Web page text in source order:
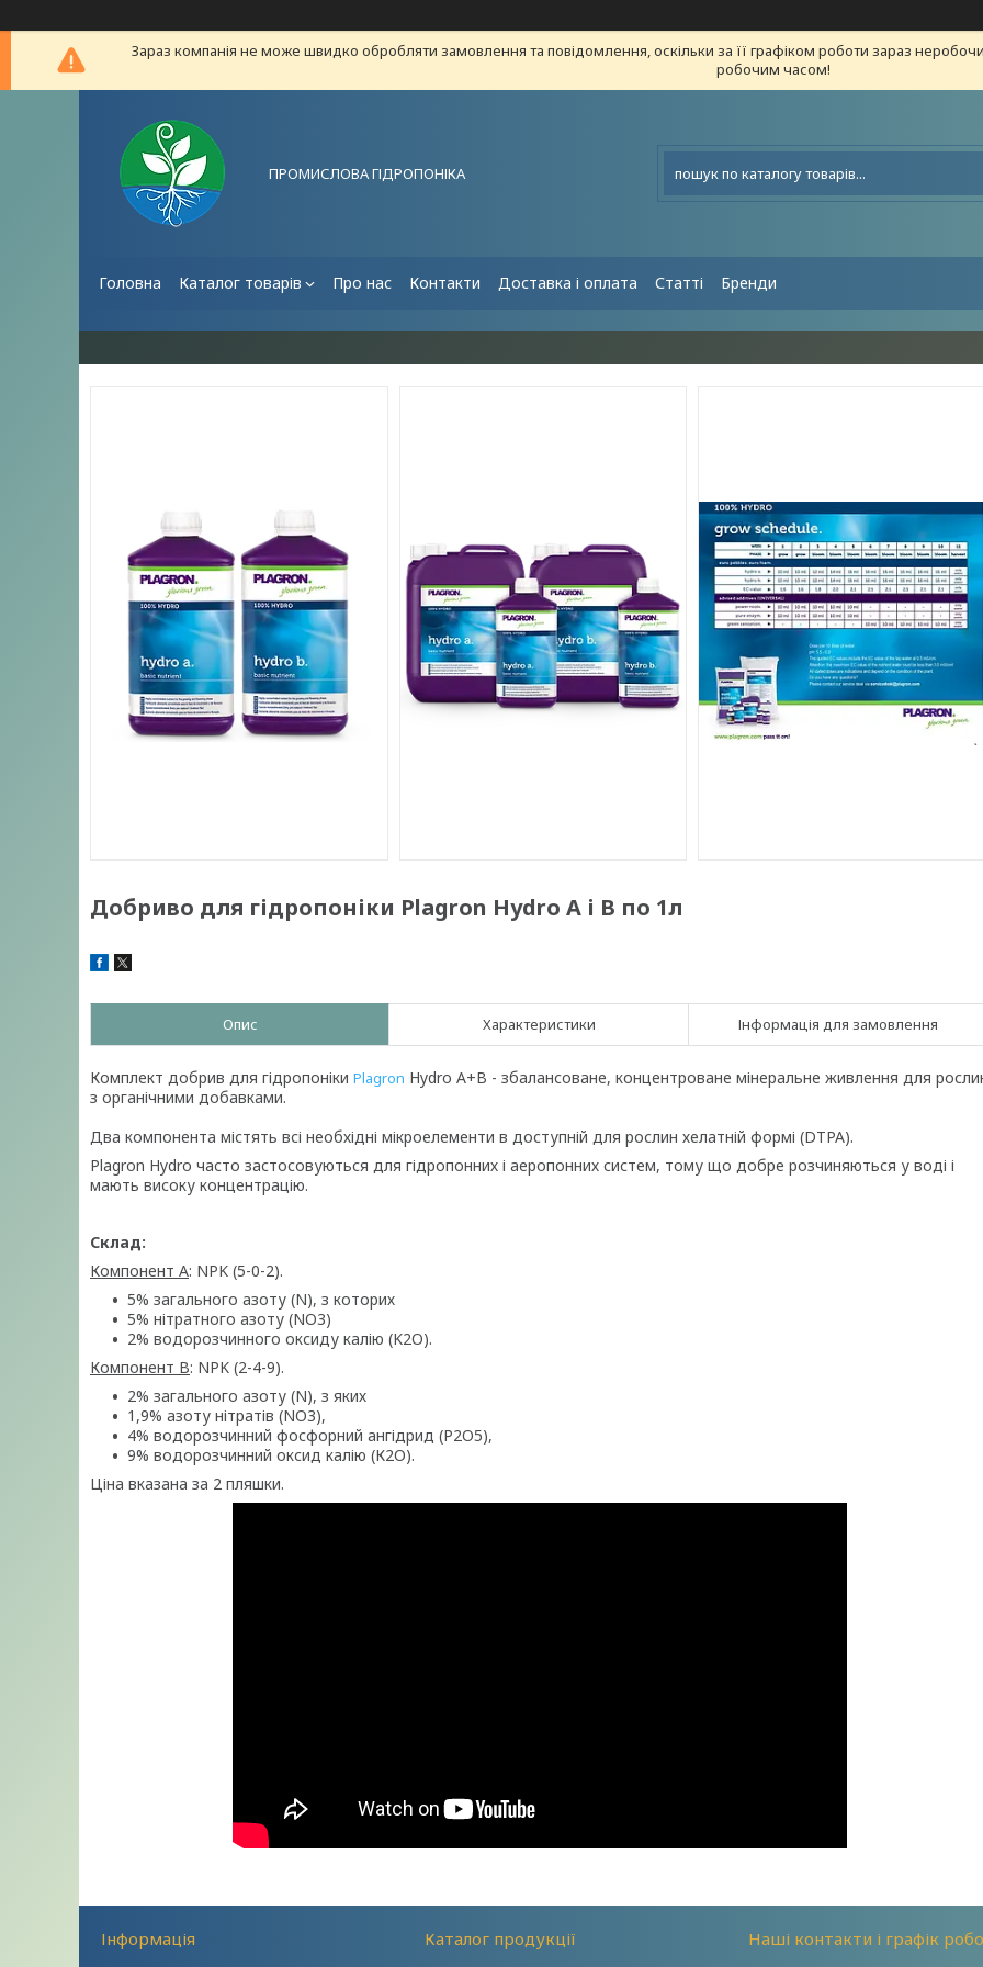
Зараз компанія не може швидко обробляти замовлення та повідомлення, оскільки за її графіком роботи зараз
робочим часом!
ПРОМИСЛОВА ГІДРОПОНІКА
Головна Каталог товарів Про нас Контакти Доставка і оплата Статті Бренди
Добриво для гідропоніки Plagron Hydro А і B по 1л
Опис Характеристики Інформація для замовлення
Комплект добрив для гідропоніки Plagron Hydro A+B - збалансоване, концентроване мінеральне живлення для
з органічними добавками.
Два компонента містять всі необхідні мікроелементи в доступній для рослин хелатній формі (DTPA).
Plagron Hydro часто застосовуються для гідропонних і аеропонних систем, тому що добре розчиняються у воді і
мають високу концентрацію.
Склад:
Компонент А: NPK (5-0-2).
5% загального азоту (N), з которих
5% нітратного азоту (NO3)
2% водорозчинного оксиду калію (K2O).
Компонент B: NPK (2-4-9).
2% загального азоту (N), з яких
1,9% азоту нітратів (NО3),
4% водорозчинний фосфорний ангідрид (P2O5),
9% водорозчинний оксид калію (К2О).
Ціна вказана за 2 пляшки.
Інформація Каталог продукції Наші контакти і графік